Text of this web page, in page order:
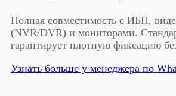
Полная совместимость с ИБП,
(NVR/DVR) и мониторами.
гарантирует плотную фиксацию
Узнать больше у менеджера по